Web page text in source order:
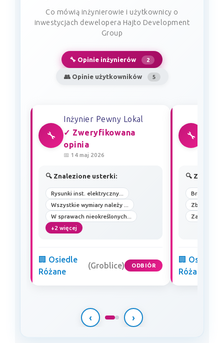
Co mówią inżynierowie i użytkownicy o
inwestycjach dewelopera Hajto Development
Group
🔧 Opinie inżynierów 2
👥 Opinie użytkowników 5
🔧
Inżynier Pewny Lokal
✓ Zweryfikowana
opinia
📅 14 maj 2026
🔍 Znalezione usterki:
Rysunki inst. elektryczny...
Wszystkie wymiary należy ...
W sprawach nieokreślonych...
+2 więcej
🏢 Osiedle
Różane
(Groblice) ODBIÓR
🔧
🔍
Brak opisu
Zbyt duża
🏢 Osiedle
Różane
‹ ›